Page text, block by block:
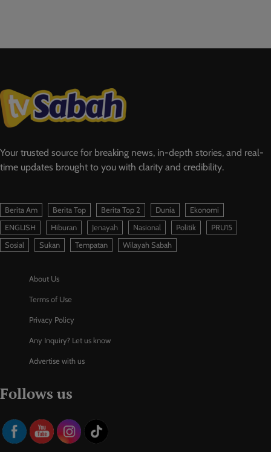
Your trusted source for breaking news, in-depth stories, and real-
time updates brought to you with clarity and credibility.
Berita Am Berita Top Berita Top 2 Dunia
Ekonomi
ENGLISH
Hiburan Jenayah Nasional Politik
PRU15
Sosial
Sukan Tempatan Wilayah Sabah
About Us
Terms of Use
Privacy Policy
Any Inquiry? Let us know
Advertise with us
Follows us